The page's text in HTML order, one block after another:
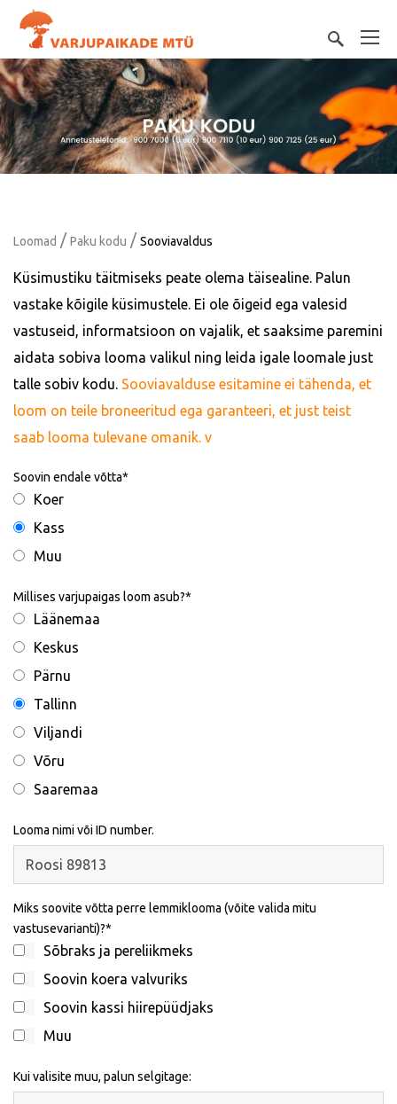
Loomad / Paku kodu / Sooviavaldus
Küsimustiku täitmiseks peate olema täisealine. Palun
vastake kõigile küsimustele. Ei ole õigeid ega valesid
vastuseid, informatsioon on vajalik, et saaksime paremini
aidata sobiva looma valikul ning leida igale loomale just
talle sobiv kodu. Sooviavalduse esitamine ei tähenda, et
loom on teile broneeritud ega garanteeri, et just teist
saab looma tulevane omanik. v
Soovin endale võtta
Koer
Kass
Muu
Millises varjupaigas loom asub?
Läänemaa
Keskus
Pärnu
Tallinn
Viljandi
Võru
Saaremaa
Looma nimi või ID number.
Miks soovite võtta perre lemmiklooma (võite valida mitu
vastusevarianti)?
Sõbraks ja pereliikmeks
Soovin koera valvuriks
Soovin kassi hiirepüüdjaks
Muu
Kui valisite muu, palun selgitage: